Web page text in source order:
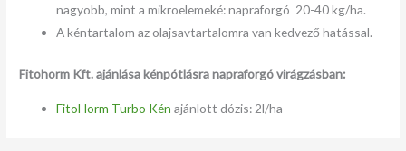
nagyobb, mint a mikroelemeké: napraforgó 20-40 kg/ha.
A kéntartalom az olajsavtartalomra van kedvező hatással.
Fitohorm Kft. ajánlása kénpótlásra napraforgó virágzásban:
FitoHorm Turbo Kénajánlott dózis: 2l/ha